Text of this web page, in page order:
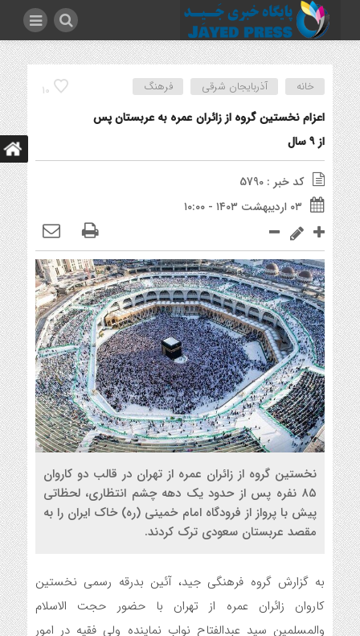
10 خانه آذربایجان شرقی فرهنگ
اعزام نخستین گروه از زائران عمره به عربستان پس
از ۹ سال
کد خبر : 5790
۰۳ اردیبهشت ۱۴۰۳ - ۱۰:۰۰
نخستین گروه از زائران عمره از تهران در قالب دو کاروان
۸۵ نفره پس از حدود یک دهه چشم انتظاری، لحظاتی
پیش با پرواز از فرودگاه امام خمینی (ره) خاک ایران را به
مقصد عربستان سعودی ترک کردند.
به گزارش گروه فرهنگی جید، آئین بدرقه رسمی نخستین
کاروان زائران عمره از تهران با حضور حجت الاسلام
والمسلمین سید عبدالفتاح نواب نماینده ولی فقیه در امور